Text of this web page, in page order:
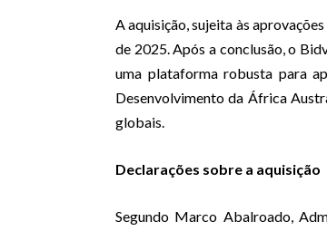
A aquisição, sujeita às
de 2025. Após a conclusão, o
uma plataforma robusta para
Desenvolvimento da África
globais.
Declarações sobre a aquisição
Segundo Marco Abalroado,